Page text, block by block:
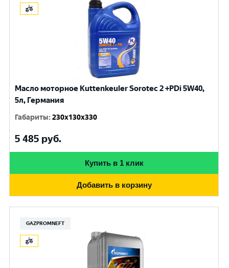
Масло моторное Kuttenkeuler Sorotec 2 +PDi 5W40,
5л, Германия
Габариты:230x130x330
5 485 руб.
Купить в 1 клик
Добавить в корзину
GAZPROMNEFT